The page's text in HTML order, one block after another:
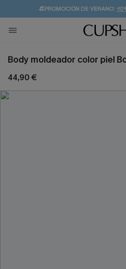
👒PROMOCIÓN DE VERANO:-
💌¡SUSCRIBIRSE &
🚚ENVÍO GRATUITO A
Body moldeador color piel
44,90 €